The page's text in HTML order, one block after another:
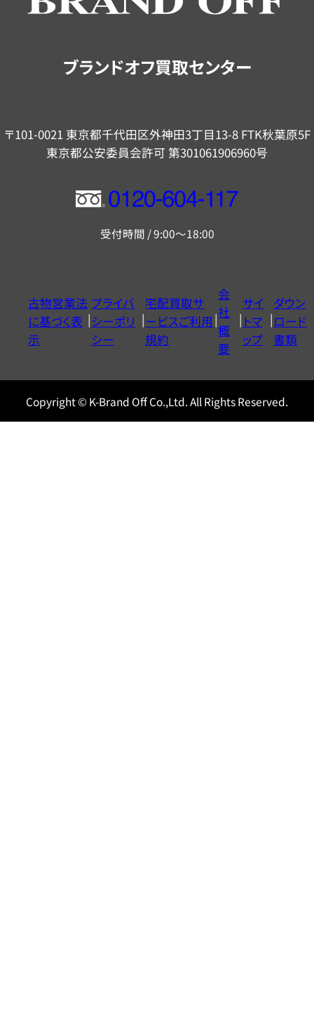
ブランドオフ買取センター
〒101-0021 東京都千代田区外神田3丁目13-8 FTK秋葉原5F
東京都公安委員会許可 第301061906960号
フ
ー
ヤ
ル
0120604117
受付時間 / 9:00～18:00
古物営業法
に基づく表
示
プライバ
シーポリ
シー
宅配買取サ
ービスご利用
規約
会
社
概
要
サイ
トマ
ップ
ダウン
ロード
書類
Copyright © K-Brand Off Co.,Ltd. All Rights Reserved.